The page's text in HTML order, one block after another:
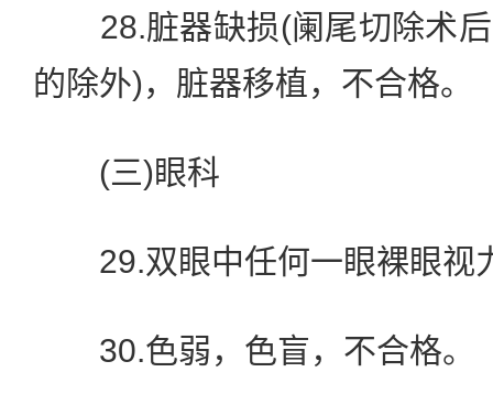
28.脏器缺损(阑尾切除术后
的除外)，脏器移植，不合格。
(三)眼科
29.双眼中任何一眼裸眼视
30.色弱，色盲，不合格。